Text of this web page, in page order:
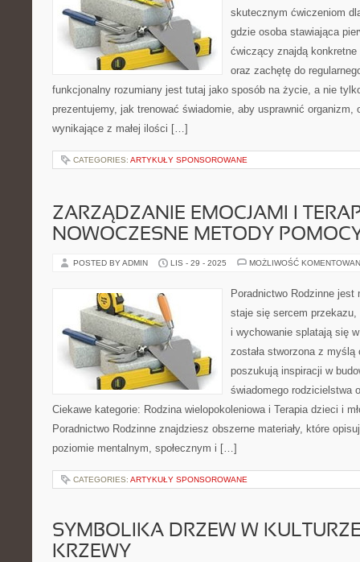
skutecznym ćwiczeniom
gdzie osoba stawiająca
ćwiczący znajdą konkretne
oraz zachętę do
funkcjonalny rozumiany jest tutaj jako sposób na życie, a nie
prezentujemy, jak trenować świadomie, aby usprawnić organizm,
wynikające z małej ilości […]
CATEGORIES: ARTYKUŁY SPONSOROWANE
ZARZĄDZANIE EMOCJAMI I
NOWOCZESNE METODY
POSTED BY ADMIN LIS - 29 - 2025 MOŻLIWOŚĆ
Poradnictwo Rodzinne
staje się sercem
i wychowanie splatają się
została stworzona z
poszukują inspiracji w
świadomego rodzicielstwa
Ciekawe kategorie: Rodzina wielopokoleniowa i Terapia dzieci i
Poradnictwo Rodzinne znajdziesz obszerne materiały, które
poziomie mentalnym, społecznym i […]
CATEGORIES: ARTYKUŁY SPONSOROWANE
SYMBOLIKA DRZEW W
KRZEWY